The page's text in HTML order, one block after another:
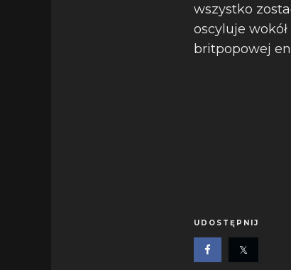
wszystko
oscyluje
britpopowej
UDOSTĘPNIJ